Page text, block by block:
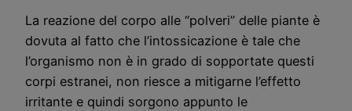
La reazione del corpo alle “polveri” delle piante è
dovuta al fatto che l’intossicazione è tale che
l’organismo non è in grado di sopportate questi
corpi estranei, non riesce a mitigarne l’effetto
irritante e quindi sorgono appunto le